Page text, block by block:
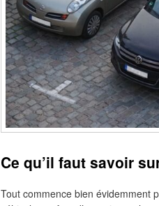
Ce qu’il faut savoir
Tout commence bien évidemment